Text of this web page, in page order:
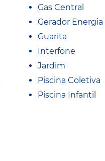
Gas Central
Gerador Energia
Guarita
Interfone
Jardim
Piscina Coletiva
Piscina Infantil